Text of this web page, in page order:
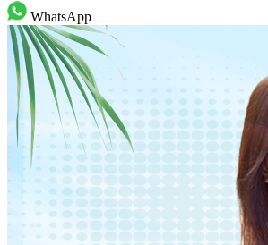
WhatsApp